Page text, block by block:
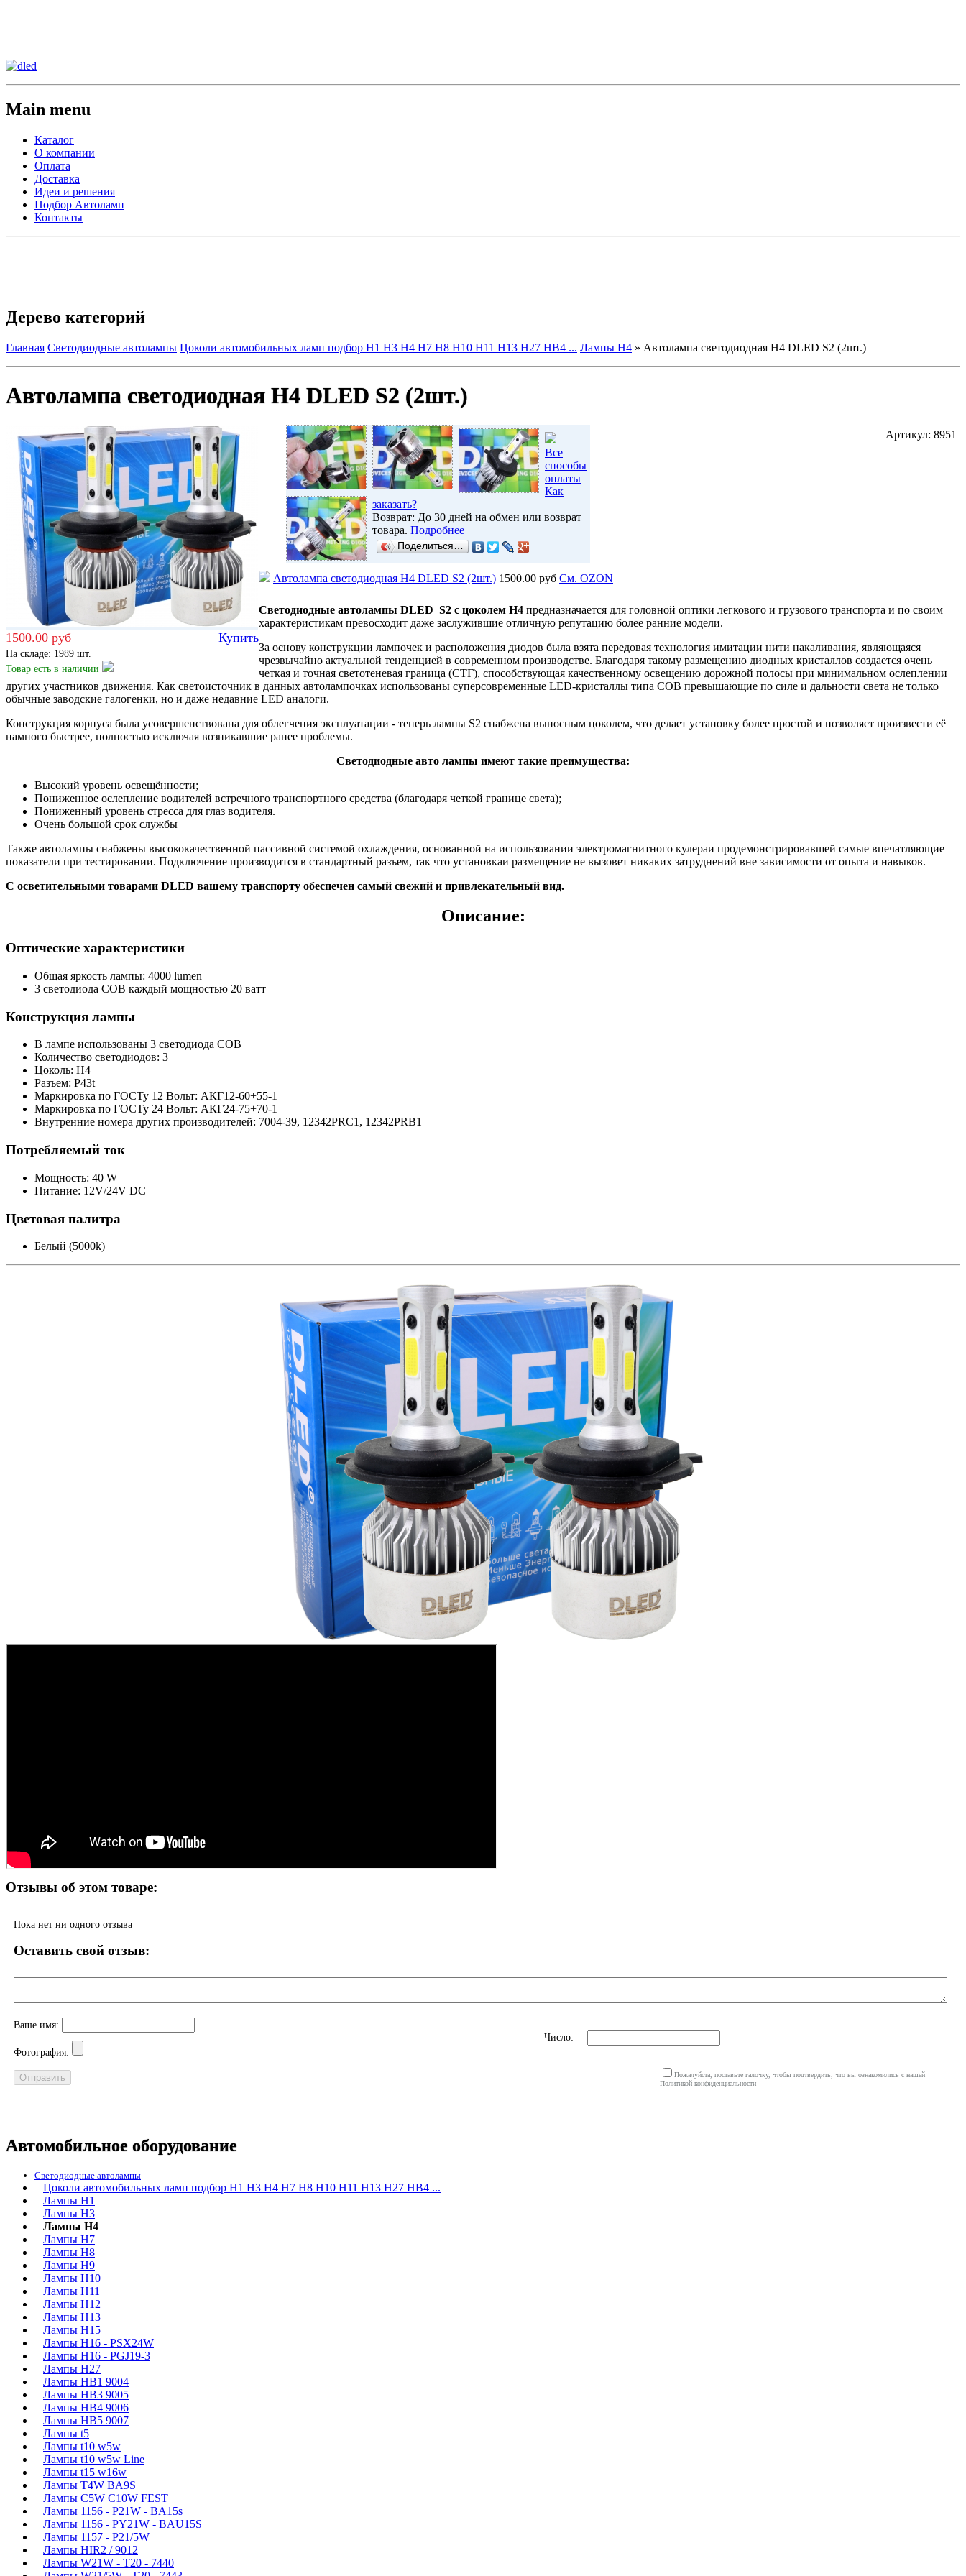
Main menu
Каталог
О компании
Оплата
Доставка
Идеи и решения
Подбор Автоламп
Контакты
Дерево категорий
Главная Светодиодные автолампы Цоколи автомобильных ламп подбор H1 H3 H4 H7 H8 H10 H11 H13 H27 HB4 ... Лампы H4 » Автолампа светодиодная H4 DLED S2 (2шт.)
Автолампа светодиодная H4 DLED S2 (2шт.)
Артикул: 8951
1500.00 руб Купить
На складе: 1989 шт.
Товар есть в наличии
Все
способы
оплаты
Как
заказать?
Возврат: До 30 дней на обмен или возврат
товара. Подробнее
Поделиться…
Автолампа светодиодная H4 DLED S2 (2шт.) 1500.00 руб Cм. OZON
Светодиодные автолампы DLED S2 с цоколем H4 предназначается для головной оптики легкового и грузового транспорта и по своим
характеристикам превосходит даже заслужившие отличную репутацию более ранние модели.
За основу конструкции лампочек и расположения диодов была взята передовая технология имитации нити накаливания, являющаяся
чрезвычайно актуальной тенденцией в современном производстве. Благодаря такому размещению диодных кристаллов создается очень
четкая и точная светотеневая граница (СТГ), способствующая качественному освещению дорожной полосы при минимальном ослеплении
других участников движения. Как светоисточник в данных автолампочках использованы суперсовременные LED-кристаллы типа COB превышающие по силе и дальности света не только
обычные заводские галогенки, но и даже недавние LED аналоги.
Конструкция корпуса была усовершенствована для облегчения эксплуатации - теперь лампы S2 снабжена выносным цоколем, что делает установку более простой и позволяет произвести её
намного быстрее, полностью исключая возникавшие ранее проблемы.
Светодиодные авто лампы имеют такие преимущества:
Высокий уровень освещённости;
Пониженное ослепление водителей встречного транспортного средства (благодаря четкой границе света);
Пониженный уровень стресса для глаз водителя.
Очень большой срок службы
Также автолампы снабжены высококачественной пассивной системой охлаждения, основанной на использовании электромагнитного кулераи продемонстрировавшей самые впечатляющие
показатели при тестировании. Подключение производится в стандартный разъем, так что установкаи размещение не вызовет никаких затруднений вне зависимости от опыта и навыков.
С осветительными товарами DLED вашему транспорту обеспечен самый свежий и привлекательный вид.
Описание:
Оптические характеристики
Общая яркость лампы: 4000 lumen
3 светодиода COB каждый мощностью 20 ватт
Конструкция лампы
В лампе использованы 3 светодиодa COB
Количество светодиодов: 3
Цоколь: H4
Разъем: P43t
Маркировка по ГОСТу 12 Вольт: АКГ12-60+55-1
Маркировка по ГОСТу 24 Вольт: АКГ24-75+70-1
Внутренние номера других производителей: 7004-39, 12342PRC1, 12342PRB1
Потребляемый ток
Мощность: 40 W
Питание: 12V/24V DC
Цветовая палитра
Белый (5000k)
Отзывы об этом товаре:
Пока нет ни одного отзыва
Оставить свой отзыв:
Ваше имя:
Фотография:
Число:
Пожалуйста, поставьте галочку, чтобы подтвердить, что вы ознакомились с нашей
Политикой конфиденциальности
Автомобильное оборудование
Светодиодные автолампы
Цоколи автомобильных ламп подбор H1 H3 H4 H7 H8 H10 H11 H13 H27 HB4 ...
Лампы H1
Лампы H3
Лампы H4
Лампы H7
Лампы H8
Лампы H9
Лампы H10
Лампы H11
Лампы H12
Лампы H13
Лампы H15
Лампы H16 - PSX24W
Лампы H16 - PGJ19-3
Лампы H27
Лампы HB1 9004
Лампы HB3 9005
Лампы HB4 9006
Лампы HB5 9007
Лампы t5
Лампы t10 w5w
Лампы t10 w5w Line
Лампы t15 w16w
Лампы T4W BA9S
Лампы C5W C10W FEST
Лампы 1156 - P21W - BA15s
Лампы 1156 - PY21W - BAU15S
Лампы 1157 - P21/5W
Лампы HIR2 / 9012
Лампы W21W - T20 - 7440